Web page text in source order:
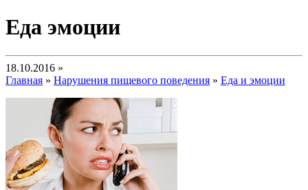
Еда эмоции
18.10.2016 »
Главная » Нарушения пищевого поведения » Еда и эмоции